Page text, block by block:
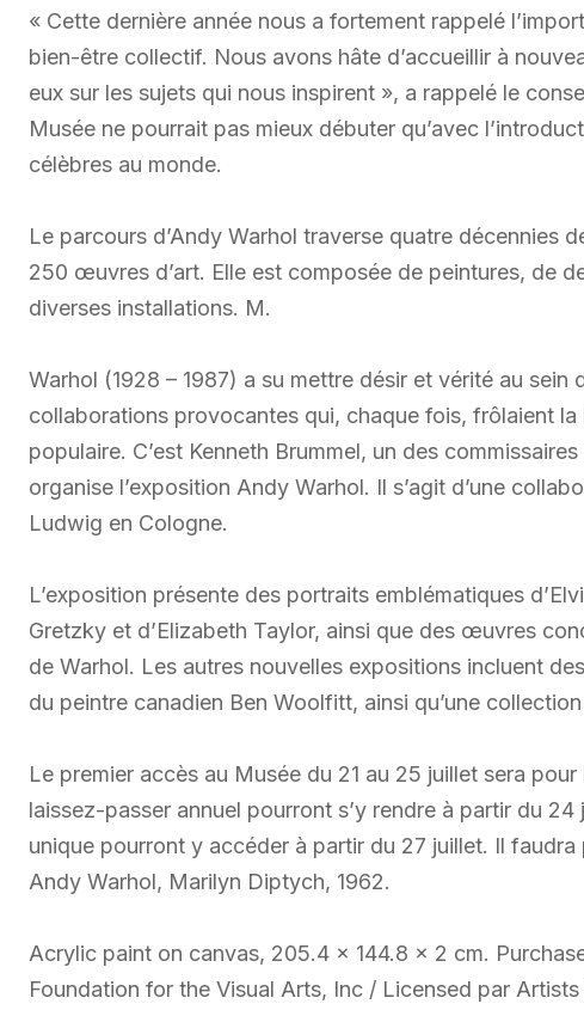
« Cette dernière année nous a fortement rappelé
bien-être collectif. Nous avons hâte d’accueillir à
eux sur les sujets qui nous inspirent », a rappelé le
Musée ne pourrait pas mieux débuter qu’avec
célèbres au monde.
Le parcours d’Andy Warhol traverse quatre décennies
250 œuvres d’art. Elle est composée de peintures, de
diverses installations. M.
Warhol (1928 – 1987) a su mettre désir et vérité au
collaborations provocantes qui, chaque fois, frôlaient la
populaire. C’est Kenneth Brummel, un des commissaires
organise l’exposition Andy Warhol. Il s’agit d’une
Ludwig en Cologne.
L’exposition présente des portraits emblématiques
Gretzky et d’Elizabeth Taylor, ainsi que des œuvres
de Warhol. Les autres nouvelles expositions incluent
du peintre canadien Ben Woolfitt, ainsi qu’une
Le premier accès au Musée du 21 au 25 juillet sera
laissez-passer annuel pourront s’y rendre à partir du
unique pourront y accéder à partir du 27 juillet. Il
Andy Warhol, Marilyn Diptych, 1962.
Acrylic paint on canvas, 205.4 x 144.8 x 2 cm.
Foundation for the Visual Arts, Inc / Licensed par